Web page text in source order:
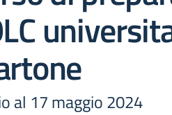
al 17 maggio 2024